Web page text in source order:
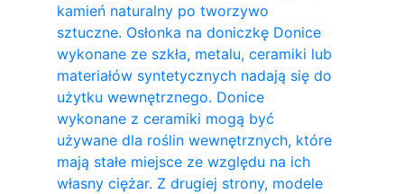
kamień naturalny po tworzywo
sztuczne. Osłonka na doniczkę Donice
wykonane ze szkła, metalu, ceramiki lub
materiałów syntetycznych nadają się do
użytku wewnętrznego. Donice
wykonane z ceramiki mogą być
używane dla roślin wewnętrznych, które
mają stałe miejsce ze względu na ich
własny ciężar. Z drugiej strony, modele